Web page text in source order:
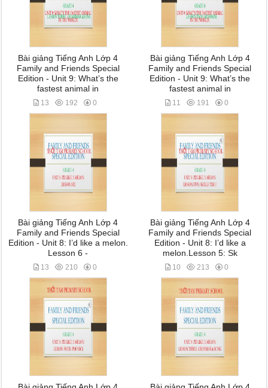
Bài giảng Tiếng Anh Lớp 4
Family and Friends Special
Edition - Unit 9: What’s the
fastest animal in
13 192 0
Bài giảng Tiếng Anh Lớp 4
Family and Friends Special
Edition - Unit 9: What’s the
fastest animal in
11 191 0
Bài giảng Tiếng Anh Lớp 4
Family and Friends Special
Edition - Unit 8: I’d like a melon.
Lesson 6 -
13 210 0
Bài giảng Tiếng Anh Lớp 4
Family and Friends Special
Edition - Unit 8: I’d like a
melon.Lesson 5: Sk
10 213 0